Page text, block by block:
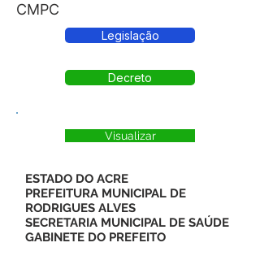
CMPC
Legislação
Decreto
Visualizar
ESTADO DO ACRE
PREFEITURA MUNICIPAL DE
RODRIGUES ALVES
SECRETARIA MUNICIPAL DE SAÚDE
GABINETE DO PREFEITO